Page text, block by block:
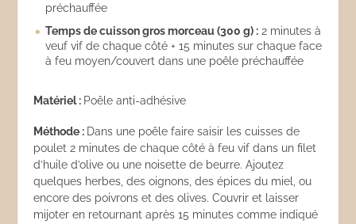
préchauffée
Temps de cuisson gros morceau (300 g) : 2 minutes à
veuf vif de chaque côté + 15 minutes sur chaque face
à feu moyen/couvert dans une poêle préchauffée
Matériel : Poêle anti-adhésive
Méthode : Dans une poêle faire saisir les cuisses de
poulet 2 minutes de chaque côté à feu vif dans un filet
d’huile d’olive ou une noisette de beurre. Ajoutez
quelques herbes, des oignons, des épices du miel, ou
encore des poivrons et des olives. Couvrir et laisser
mijoter en retournant après 15 minutes comme indiqué